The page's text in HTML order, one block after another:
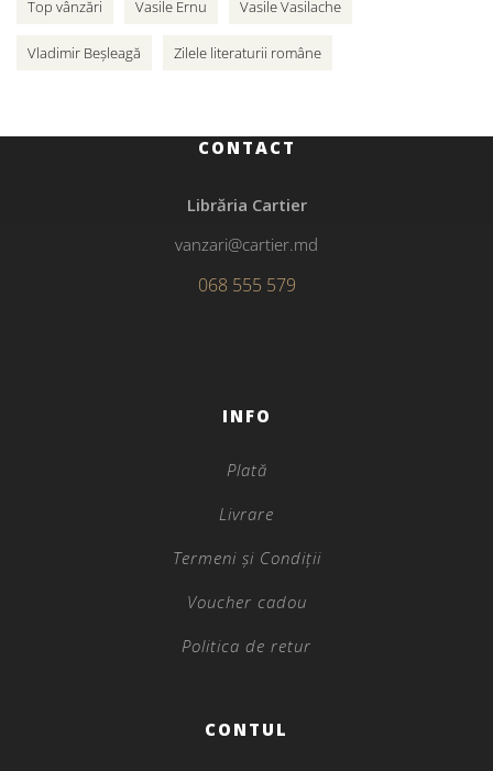
Top vânzări Vasile Ernu Vasile Vasilache
Vladimir Beșleagă Zilele literaturii române
CONTACT
Librăria Cartier
vanzari@cartier.md
068 555 579
INFO
Plată
Livrare
Termeni și Condiții
Voucher cadou
Politica de retur
CONTUL